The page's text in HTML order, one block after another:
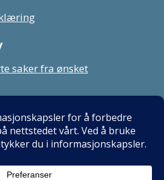
saker fra ønsket